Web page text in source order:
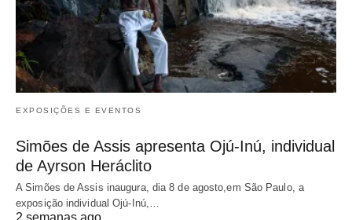
EXPOSIÇÕES E EVENTOS
Simões de Assis apresenta Ojú-Inú, individual
de Ayrson Heráclito
A Simões de Assis inaugura, dia 8 de agosto,em São Paulo, a
exposição individual Ojú-Inú,…
2 semanas ago